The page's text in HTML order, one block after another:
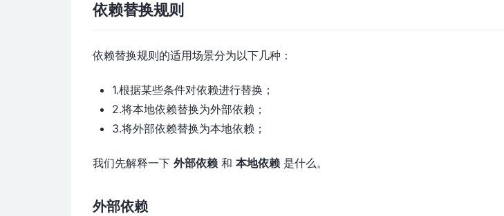
依赖替换规则
依赖替换规则的适用场景分为以下几种：
1.根据某些条件对依赖进行替换；
2.将本地依赖替换为外部依赖；
3.将外部依赖替换为本地依赖；
我们先解释一下外部依赖 和本地依赖 是什么。
外部依赖